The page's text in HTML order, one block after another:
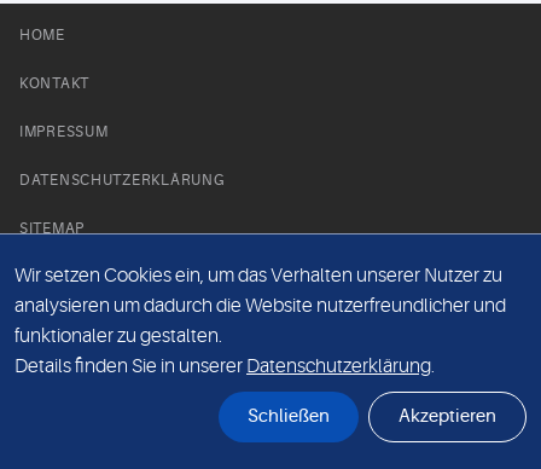
HOME
KONTAKT
IMPRESSUM
DATENSCHUTZERKLÄRUNG
SITEMAP
NEWS PARTNER
Wir setzen Cookies ein, um das Verhalten unserer Nutzer zu
analysieren um dadurch die Website nutzerfreundlicher und
funktionaler zu gestalten.
Details finden Sie in unserer Datenschutzerklärung.
Schließen Akzeptieren